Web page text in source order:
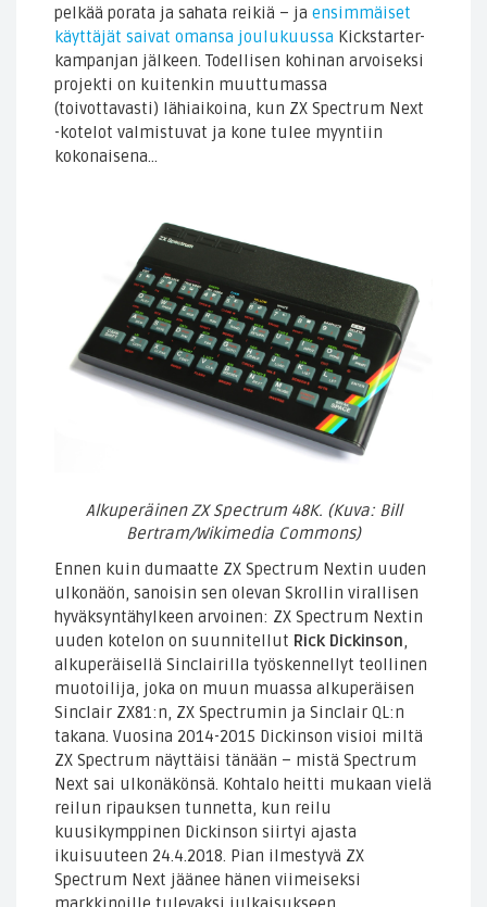
pelkää porata ja sahata reikiä – ja ensimmäiset
käyttäjät saivat omansa joulukuussa Kickstarter-
kampanjan jälkeen. Todellisen kohinan arvoiseksi
projekti on kuitenkin muuttumassa
(toivottavasti) lähiaikoina, kun ZX Spectrum Next
-kotelot valmistuvat ja kone tulee myyntiin
kokonaisena…
Alkuperäinen ZX Spectrum 48K. (Kuva: Bill
Bertram/Wikimedia Commons)
Ennen kuin dumaatte ZX Spectrum Nextin uuden
ulkonäön, sanoisin sen olevan Skrollin virallisen
hyväksyntähylkeen arvoinen: ZX Spectrum Nextin
uuden kotelon on suunnitellut Rick Dickinson,
alkuperäisellä Sinclairilla työskennellyt teollinen
muotoilija, joka on muun muassa alkuperäisen
Sinclair ZX81:n, ZX Spectrumin ja Sinclair QL:n
takana. Vuosina 2014-2015 Dickinson visioi miltä
ZX Spectrum näyttäisi tänään – mistä Spectrum
Next sai ulkonäkönsä. Kohtalo heitti mukaan vielä
reilun ripauksen tunnetta, kun reilu
kuusikymppinen Dickinson siirtyi ajasta
ikuisuuteen 24.4.2018. Pian ilmestyvä ZX
Spectrum Next jäänee hänen viimeiseksi